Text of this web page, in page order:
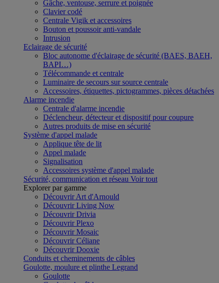
Gâche, ventouse, serrure et poignée
Clavier codé
Centrale Vigik et accessoires
Bouton et poussoir anti-vandale
Intrusion
Eclairage de sécurité
Bloc autonome d'éclairage de sécurité (BAES, BAEH,
BAPI…)
Télécommande et centrale
Luminaire de secours sur source centrale
Accessoires, étiquettes, pictogrammes, pièces détachées
Alarme incendie
Centrale d'alarme incendie
Déclencheur, détecteur et dispositif pour coupure
Autres produits de mise en sécurité
Système d'appel malade
Applique tête de lit
Appel malade
Signalisation
Accessoires système d'appel malade
Sécurité, communication et réseau Voir tout
Explorer par gamme
Découvrir Art d'Arnould
Découvrir Living Now
Découvrir Drivia
Découvrir Plexo
Découvrir Mosaic
Découvrir Céliane
Découvrir Dooxie
Conduits et cheminements de câbles
Goulotte, moulure et plinthe Legrand
Goulotte